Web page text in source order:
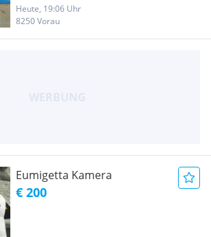
Heute, 19:06 Uhr
8250 Vorau
Eumigetta Kamera
€ 200